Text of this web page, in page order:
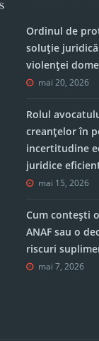
Ordinul de
soluție
violenței
mai 20, 2026
Rolul
creanțelor în
incertitudine
juridice
mai 15, 2026
Cum contești
ANAF sau o
riscuri
mai 7, 2026